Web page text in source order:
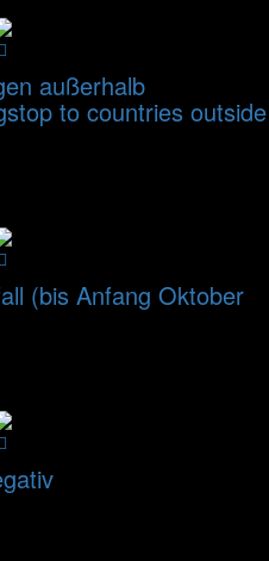
außerhalb
to countries outside
(bis Anfang Oktober